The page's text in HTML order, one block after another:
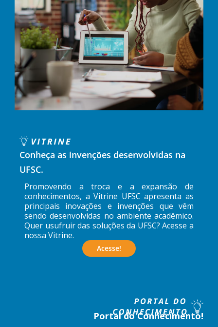
Conheça as invenções desenvolvidas na
UFSC.
Promovendo a troca e a expansão de
conhecimentos, a Vitrine UFSC apresenta as
principais inovações e invenções que vêm
sendo desenvolvidas no ambiente acadêmico.
Quer usufruir das soluções da UFSC? Acesse a
nossa Vitrine.
Acesse!
Portal do Conhecimento!